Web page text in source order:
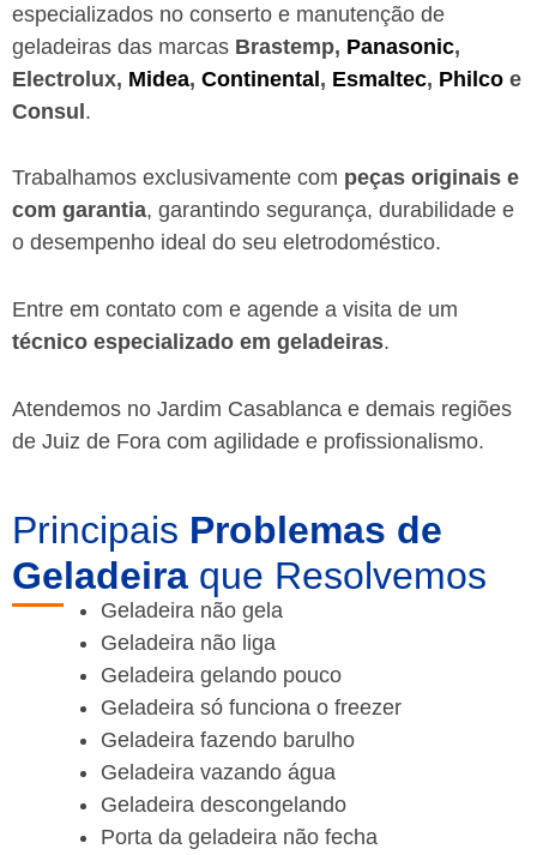
especializados no conserto e manutenção de
geladeiras das marcas Brastemp, Panasonic,
Electrolux, Midea, Continental, Esmaltec, Philco e
Consul.
Trabalhamos exclusivamente com peças originais e
com garantia, garantindo segurança, durabilidade e
o desempenho ideal do seu eletrodoméstico.
Entre em contato com e agende a visita de um
técnico especializado em geladeiras.
Atendemos no Jardim Casablanca e demais regiões
de Juiz de Fora com agilidade e profissionalismo.
Principais Problemas de
Geladeira que Resolvemos
Geladeira não gela
Geladeira não liga
Geladeira gelando pouco
Geladeira só funciona o freezer
Geladeira fazendo barulho
Geladeira vazando água
Geladeira descongelando
Porta da geladeira não fecha